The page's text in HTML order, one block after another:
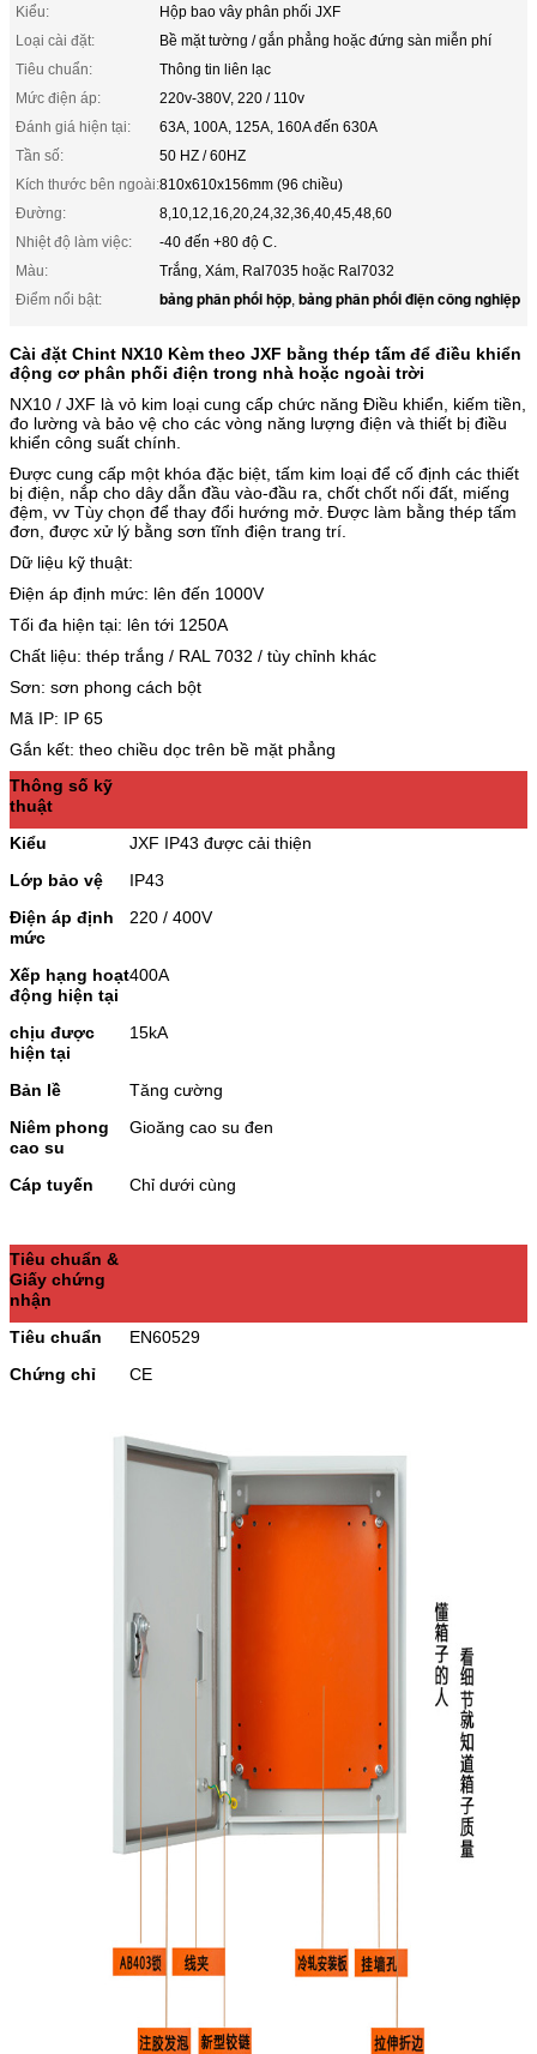
Kiểu:
Hộp bao vây phân phối JXF
Loại cài đặt:
Bề mặt tường / gắn phẳng hoặc đứng sàn miễn phí
Tiêu chuẩn:
Thông tin liên lạc
Mức điện áp:
220v-380V, 220 / 110v
Đánh giá hiện tại:
63A, 100A, 125A, 160A đến 630A
Tần số:
50 HZ / 60HZ
Kích thước bên ngoài:810x610x156mm (96 chiều)
Đường:
8,10,12,16,20,24,32,36,40,45,48,60
Nhiệt độ làm việc:
-40 đến +80 độ C.
Màu:
Trắng, Xám, Ral7035 hoặc Ral7032
Điểm nổi bật:
bảng phân phối hộp, bảng phân phối điện công nghiệp
Cài đặt Chint NX10 Kèm theo JXF bằng thép tấm để điều khiển
động cơ phân phối điện trong nhà hoặc ngoài trời
NX10 / JXF là vỏ kim loại cung cấp chức năng Điều khiển, kiếm tiền,
đo lường và bảo vệ cho các vòng năng lượng điện và thiết bị điều
khiển công suất chính.
Được cung cấp một khóa đặc biệt, tấm kim loại để cố định các thiết
bị điện, nắp cho dây dẫn đầu vào-đầu ra, chốt chốt nối đất, miếng
đệm, vv Tùy chọn để thay đổi hướng mở. Được làm bằng thép tấm
đơn, được xử lý bằng sơn tĩnh điện trang trí.
Dữ liệu kỹ thuật:
Điện áp định mức: lên đến 1000V
Tối đa hiện tại: lên tới 1250A
Chất liệu: thép trắng / RAL 7032 / tùy chỉnh khác
Sơn: sơn phong cách bột
Mã IP: IP 65
Gắn kết: theo chiều dọc trên bề mặt phẳng
Thông số kỹ
thuật
Kiểu
JXF IP43 được cải thiện
Lớp bảo vệ
IP43
Điện áp định
mức
220 / 400V
Xếp hạng hoạt
động hiện tại
400A
chịu được
hiện tại
15kA
Bản lề
Tăng cường
Niêm phong
cao su
Gioăng cao su đen
Cáp tuyến Chỉ dưới cùng
Tiêu chuẩn &
Giấy chứng
nhận
Tiêu chuẩn
EN60529
Chứng chỉ
CE